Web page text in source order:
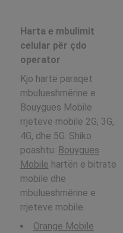
Harta e mbulimit
celular për çdo
operator
Kjo hartë paraqet
mbulueshmërine e
Bouygues Mobile
rrjeteve mobile 2G, 3G,
4G, dhe 5G. Shiko
poashtu: Bouygues
Mobile hartën e bitrate
mobile dhe
mbulueshmërine e
rrjeteve mobile
Orange Mobile